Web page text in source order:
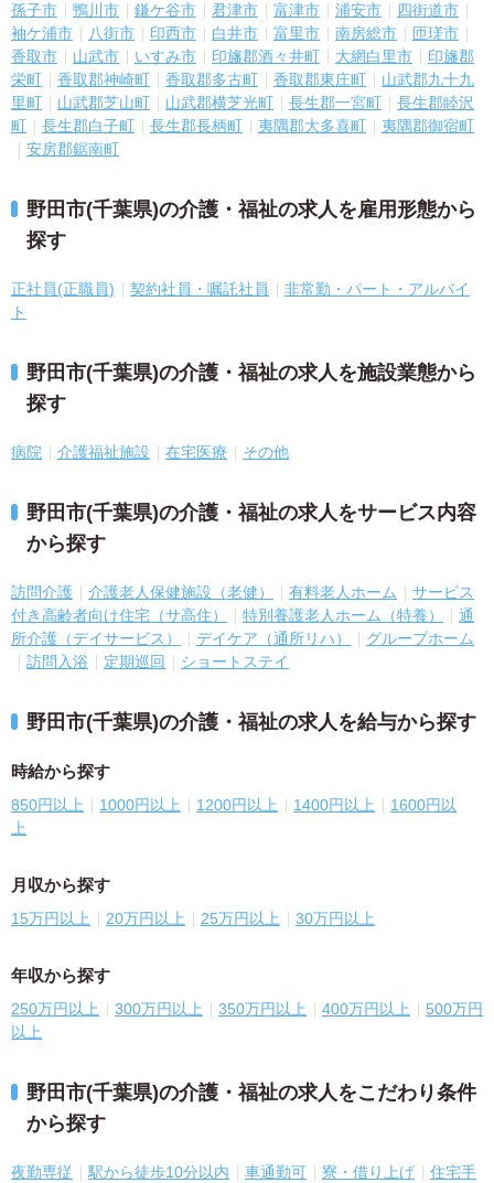
孫子市
鴨川市 鎌ケ谷市 君津市 富津市 浦安市
四街道市
袖ケ浦市
八街市 印西市 白井市 富里市 南房総市
匝瑳市
香取市
山武市 いすみ市 印旛郡酒々井町 大網白里市
印旛郡
栄町
香取郡神崎町 香取郡多古町 香取郡東庄町
山武郡九十九
里町
山武郡芝山町 山武郡横芝光町 長生郡一宮町
長生郡睦沢
町
長生郡白子町 長生郡長柄町 夷隅郡大多喜町
夷隅郡御宿町
安房郡鋸南町
野田市(千葉県)の介護・福祉の求人を雇用形態から
探す
正社員(正職員) 契約社員・嘱託社員
非常勤・パート・アルバイ
ト
野田市(千葉県)の介護・福祉の求人を施設業態から
探す
病院 介護福祉施設 在宅医療 その他
野田市(千葉県)の介護・福祉の求人をサービス内容
から探す
訪問介護 介護老人保健施設（老健） 有料老人ホーム
サービス
付き高齢者向け住宅（サ高住）
特別養護老人ホーム（特養）
通
所介護（デイサービス）
デイケア（通所リハ）
グループホーム
訪問入浴
定期巡回 ショートステイ
野田市(千葉県)の介護・福祉の求人を給与から探す
時給から探す
850円以上 1000円以上 1200円以上 1400円以上
1600円以
上
月収から探す
15万円以上 20万円以上 25万円以上 30万円以上
年収から探す
250万円以上 300万円以上 350万円以上 400万円以上
500万円
以上
野田市(千葉県)の介護・福祉の求人をこだわり条件
から探す
夜勤専従 駅から徒歩10分以内 車通勤可 寮・借り上げ
住宅手